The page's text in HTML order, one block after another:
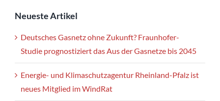
Neueste Artikel
Deutsches Gasnetz ohne Zukunft? Fraunhofer-
Studie prognostiziert das Aus der Gasnetze bis 2045
Energie- und Klimaschutzagentur Rheinland-Pfalz ist
neues Mitglied im WindRat